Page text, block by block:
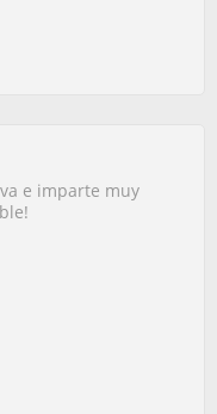
e imparte muy